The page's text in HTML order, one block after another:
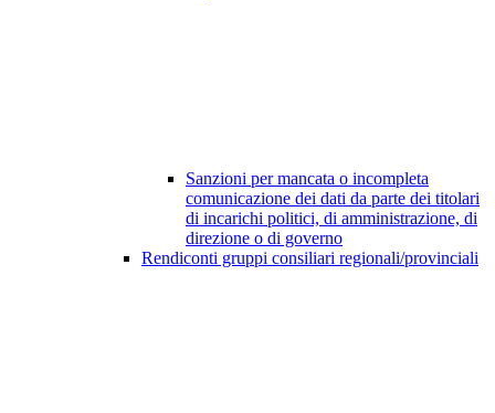
Sanzioni per mancata o incompleta
comunicazione dei dati da parte dei titolari
di incarichi politici, di amministrazione, di
direzione o di governo
Rendiconti gruppi consiliari regionali/provinciali